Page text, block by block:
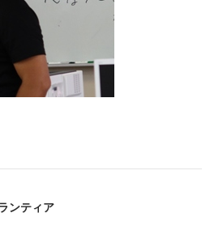
ンティア